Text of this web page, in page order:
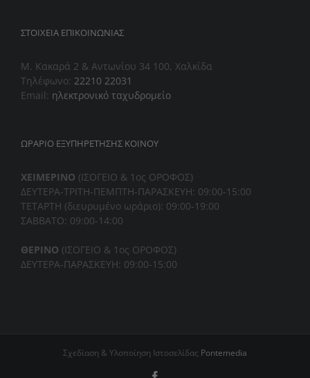
ΣΤΟΙΧΕΊΑ ΕΠΙΚΟΙΝΩΝΊΑΣ
Μ. Κακαρά 2 & Αντωνίου 34 100, Χαλκίδα
Τηλέφωνο: 22210 22031
Email: ηλεκτρονικό ταχυδρομείο
ΩΡΑΡΙΟ ΕΞΥΠΗΡΕΤΗΣΗΣ ΚΟΙΝΟΥ
ΧΕΙΜΕΡΙΝΟ (ΙΣΟΓΕΙΟ & 1ος ΟΡΟΦΟΣ)
ΔΕΥΤΕΡΑ-ΤΡΙΤΗ-ΠΕΜΠΤΗ-ΠΑΡΑΣΚΕΥΗ: 09:00-15:00
ΤΕΤΑΡΤΗ (διευρυμένο ωράριο): 09:00-19:00
ΣΑΒΒΑΤΟ: 09:00-14:00
ΘΕΡΙΝΟ (ΙΣΟΓΕΙΟ & 1ος ΟΡΟΦΟΣ)
ΔΕΥΤΕΡΑ-ΠΑΡΑΣΚΕΥΗ: 09:00-15:00
Σχεδίαση & Υλοποίηση Ιστοσελίδας Pontemedia